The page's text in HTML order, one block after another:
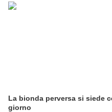
La bionda perversa si siede
giorno